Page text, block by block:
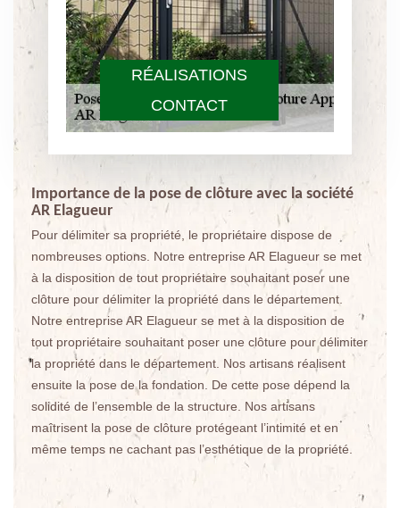
RÉALISATIONS
CONTACT
Importance de la pose de clôture avec la société
AR Elagueur
Pour délimiter sa propriété, le propriétaire dispose de
nombreuses options. Notre entreprise AR Elagueur se met
à la disposition de tout propriétaire souhaitant poser une
clôture pour délimiter la propriété dans le département.
Notre entreprise AR Elagueur se met à la disposition de
tout propriétaire souhaitant poser une clôture pour délimiter
la propriété dans le département. Nos artisans réalisent
ensuite la pose de la fondation. De cette pose dépend la
solidité de l’ensemble de la structure. Nos artisans
maîtrisent la pose de clôture protégeant l’intimité et en
même temps ne cachant pas l’esthétique de la propriété.